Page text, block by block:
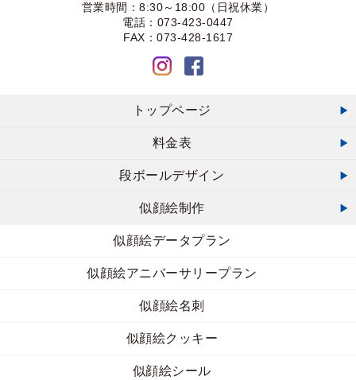
営業時間：8:30～18:00（日祝休業）
電話：073-423-0447
FAX：073-428-1617
トップページ
料金表
段ボールデザイン
似顔絵制作
似顔絵データプラン
似顔絵アニバーサリープラン
似顔絵名刺
似顔絵クッキー
似顔絵シール